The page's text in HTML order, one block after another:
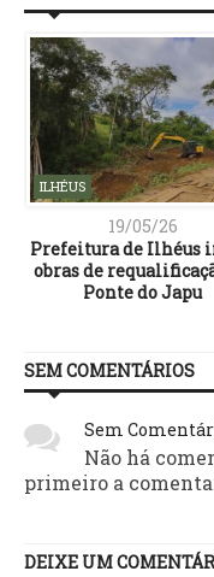
ILHÉUS
19/05/26
Prefeitura de Ilhéus
obras de
Ponte do Japu
SEM COMENTÁRIOS
Sem
Não há
primeiro a
DEIXE UM